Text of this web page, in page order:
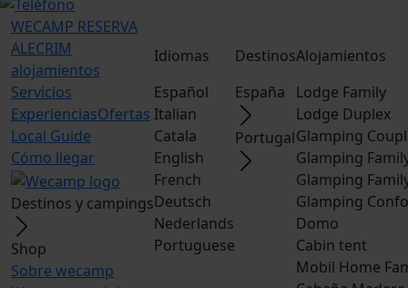
WECAMP RESERVA
ALECRIM
alojamientos
Servicios
ExperienciasOfertas
Local Guide
Cómo llegar
Destinos y campings
Shop
Sobre wecamp
Idiomas
Español
Italian
Catala
English
French
Deutsch
Nederlands
Portuguese
Destinos
España
Portugal
Alojamientos
Lodge Family
Lodge Duplex
Glamping
Glamping
Glamping
Glamping
Domo
Cabin tent
Mobil Home